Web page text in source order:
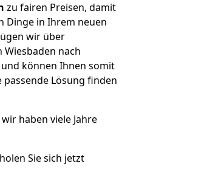
zu fairen Preisen, damit
Dinge in Ihrem neuen
wir über
nach
können Ihnen somit
Lösung finden
haben viele Jahre
Sie sich jetzt